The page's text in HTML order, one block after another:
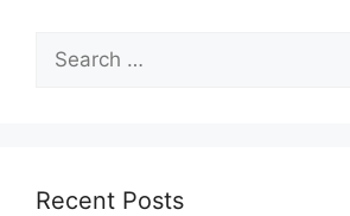
Search
for:
Recent Posts